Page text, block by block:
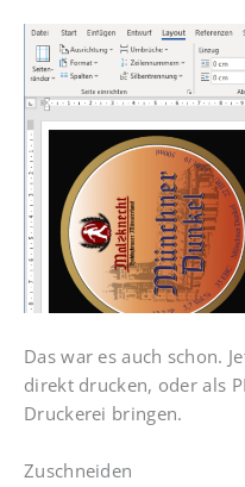
Das war es auch schon.
direkt drucken, oder als
Druckerei bringen.
Zuschneiden